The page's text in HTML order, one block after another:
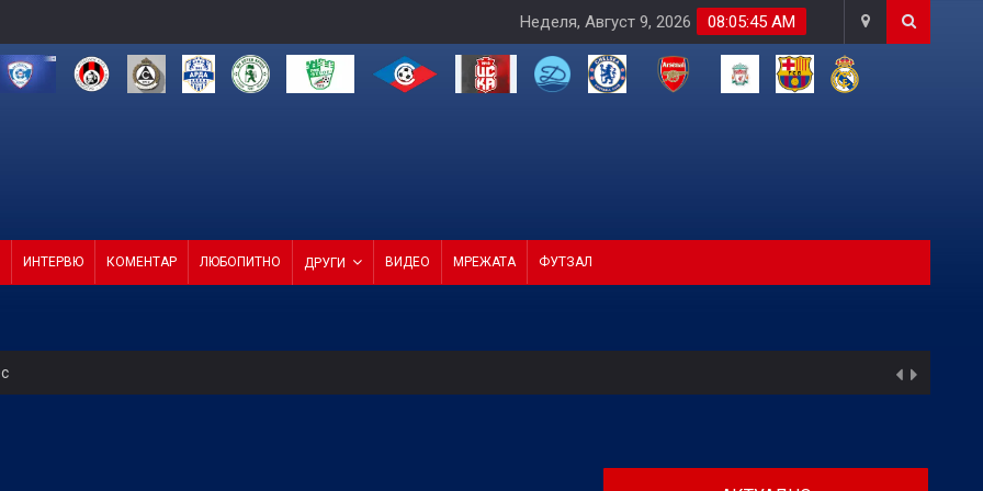
08:05:46 AM
Неделя, Август 9, 2026
ИНТЕРВЮ КОМЕНТАР ЛЮБОПИТНО ДРУГИ ВИДЕО МРЕЖАТА ФУТЗАЛ
Черно море приема Лудогорец на "Тича"